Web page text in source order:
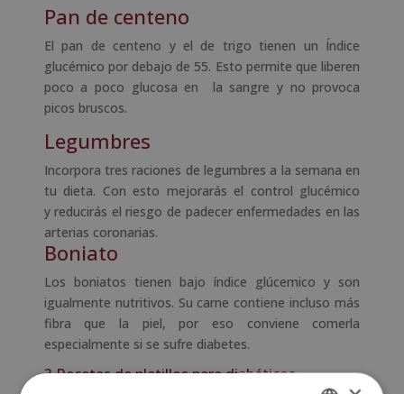
Pan de centeno
El pan de centeno y el de trigo tienen un Índice
glucémico por debajo de 55. Esto permite que liberen
poco a poco glucosa en la sangre y no provoca
picos bruscos.
Legumbres
Incorpora tres raciones de legumbres a la semana en
tu dieta. Con esto mejorarás el control glucémico
y reducirás el riesgo de padecer enfermedades en las
arterias coronarias.
Boniato
Los boniatos tienen bajo índice glúcemico y son
igualmente nutritivos. Su carne contiene incluso más
fibra que la piel, por eso conviene comerla
especialmente si se sufre diabetes.
3 Recetas de platillos para diabéticos